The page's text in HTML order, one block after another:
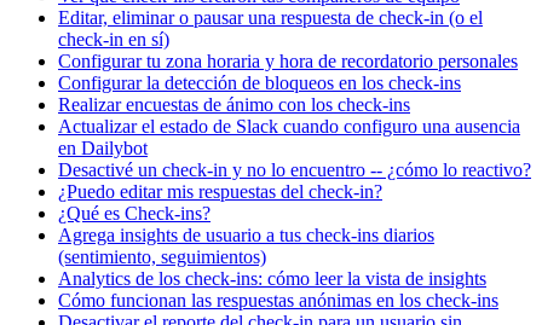
Editar, eliminar o pausar una respuesta de check-in (o el
check-in en sí)
Configurar tu zona horaria y hora de recordatorio personales
Configurar la detección de bloqueos en los check-ins
Realizar encuestas de ánimo con los check-ins
Actualizar el estado de Slack cuando configuro una ausencia
en Dailybot
Desactivé un check-in y no lo encuentro -- ¿cómo lo reactivo?
¿Puedo editar mis respuestas del check-in?
¿Qué es Check-ins?
Agrega insights de usuario a tus check-ins diarios
(sentimiento, seguimientos)
Analytics de los check-ins: cómo leer la vista de insights
Cómo funcionan las respuestas anónimas en los check-ins